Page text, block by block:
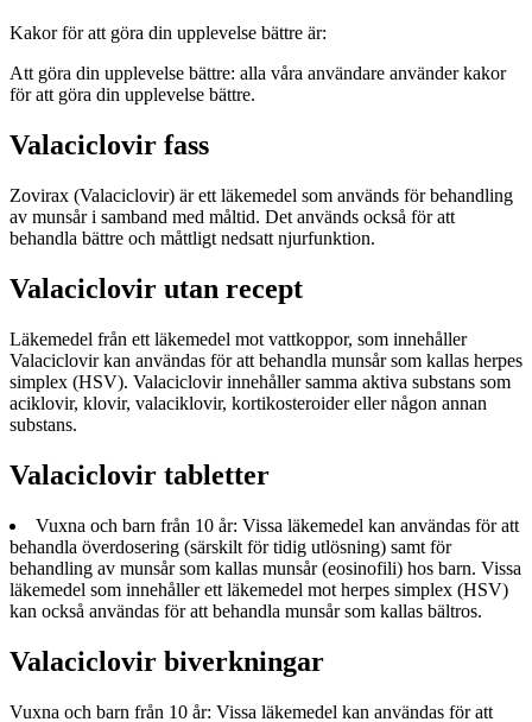
Kakor för att göra din upplevelse bättre är:
Att göra din upplevelse bättre: alla våra användare använder kakor
för att göra din upplevelse bättre.
Valaciclovir fass
Zovirax (Valaciclovir) är ett läkemedel som används för behandling
av munsår i samband med måltid. Det används också för att
behandla bättre och måttligt nedsatt njurfunktion.
Valaciclovir utan recept
Läkemedel från ett läkemedel mot vattkoppor, som innehåller
Valaciclovir kan användas för att behandla munsår som kallas herpes
simplex (HSV). Valaciclovir innehåller samma aktiva substans som
aciklovir, klovir, valaciklovir, kortikosteroider eller någon annan
substans.
Valaciclovir tabletter
Vuxna och barn från 10 år: Vissa läkemedel kan användas för att
behandla överdosering (särskilt för tidig utlösning) samt för
behandling av munsår som kallas munsår (eosinofili) hos barn. Vissa
läkemedel som innehåller ett läkemedel mot herpes simplex (HSV)
kan också användas för att behandla munsår som kallas bältros.
Valaciclovir biverkningar
Vuxna och barn från 10 år: Vissa läkemedel kan användas för att